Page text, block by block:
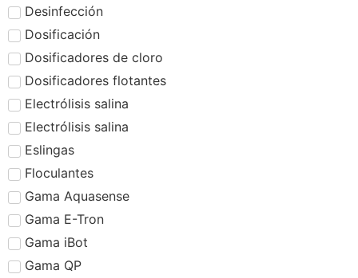
Desinfección
Dosificación
Dosificadores de cloro
Dosificadores flotantes
Electrólisis salina
Electrólisis salina
Eslingas
Floculantes
Gama Aquasense
Gama E-Tron
Gama iBot
Gama QP